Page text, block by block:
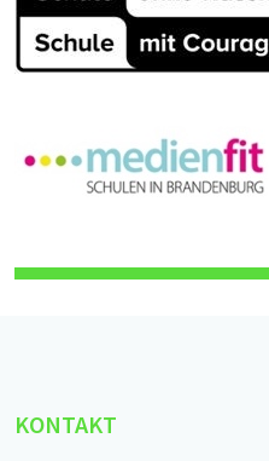
KONTAKT